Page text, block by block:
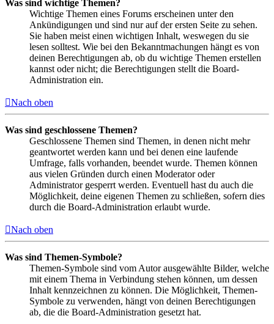
Was sind wichtige Themen?
Wichtige Themen eines Forums erscheinen unter den
Ankündigungen und sind nur auf der ersten Seite zu sehen.
Sie haben meist einen wichtigen Inhalt, weswegen du sie
lesen solltest. Wie bei den Bekanntmachungen hängt es von
deinen Berechtigungen ab, ob du wichtige Themen erstellen
kannst oder nicht; die Berechtigungen stellt die Board-
Administration ein.
Nach oben
Was sind geschlossene Themen?
Geschlossene Themen sind Themen, in denen nicht mehr
geantwortet werden kann und bei denen eine laufende
Umfrage, falls vorhanden, beendet wurde. Themen können
aus vielen Gründen durch einen Moderator oder
Administrator gesperrt werden. Eventuell hast du auch die
Möglichkeit, deine eigenen Themen zu schließen, sofern dies
durch die Board-Administration erlaubt wurde.
Nach oben
Was sind Themen-Symbole?
Themen-Symbole sind vom Autor ausgewählte Bilder, welche
mit einem Thema in Verbindung stehen können, um dessen
Inhalt kennzeichnen zu können. Die Möglichkeit, Themen-
Symbole zu verwenden, hängt von deinen Berechtigungen
ab, die die Board-Administration gesetzt hat.